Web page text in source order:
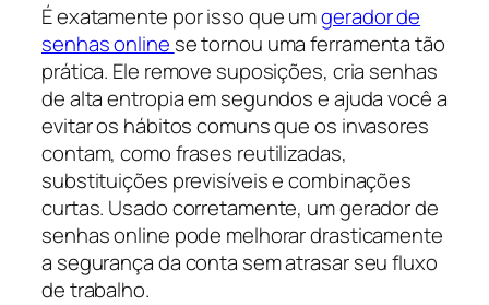
É exatamente por isso que umgerador de
senhas online se tornou uma ferramenta tão
prática. Ele remove suposições, cria senhas
de alta entropia em segundos e ajuda você a
evitar os hábitos comuns que os invasores
contam, como frases reutilizadas,
substituições previsíveis e combinações
curtas. Usado corretamente, um gerador de
senhas online pode melhorar drasticamente
a segurança da conta sem atrasar seu fluxo
de trabalho.